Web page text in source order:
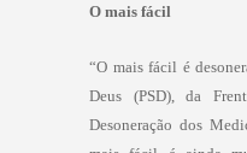
O mais fácil
“O mais fácil é
Deus (PSD), da
Desoneração dos